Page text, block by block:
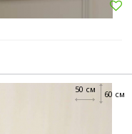
60 см
50 см